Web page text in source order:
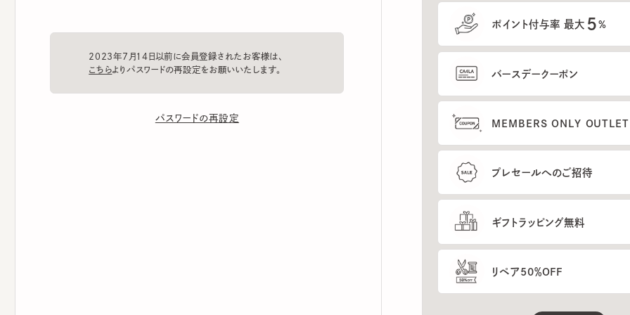
2023年7月14日以前に会員登録されたお客様は、
パスワードの再設定
ポイント付与率 最大 %
バースデークーポン
MEMBERS ONLY OUTLETのご
プレセールへのご招待
ギフトラッピング無料
リペア50％OFF